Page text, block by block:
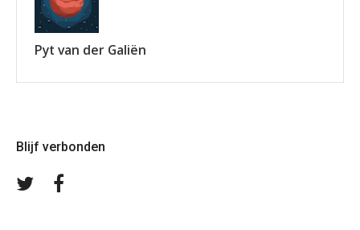
Pyt van der Galiën
Blijf verbonden
Volg